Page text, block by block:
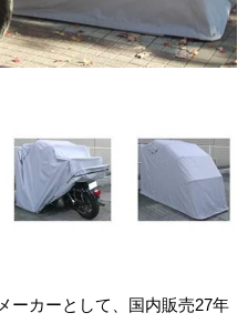
ーカーとして、国内販売27年